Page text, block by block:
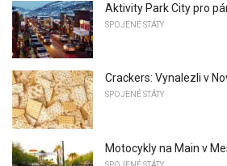
Aktivity Park City pro
SPOJENÉ STÁTY
Crackers: Vynalezli v
SPOJENÉ STÁTY
Motocykly na Main v